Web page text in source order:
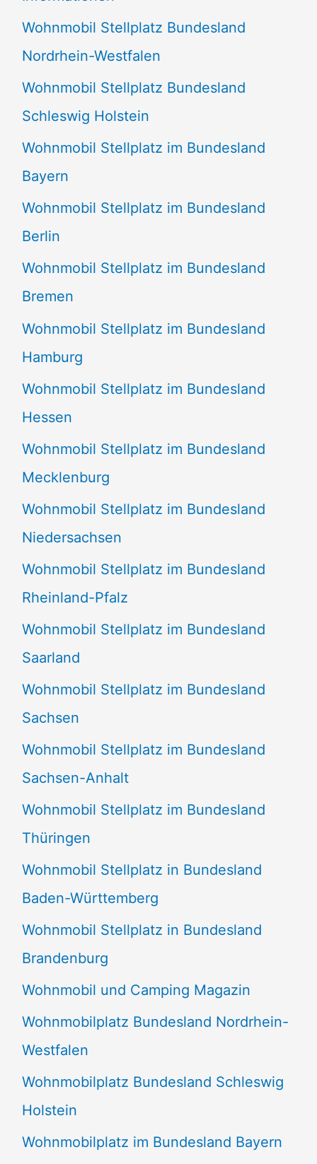
n
n
a
c
h
:
Wohnmobil Stellplatz Bundesland
Nordrhein-Westfalen
Wohnmobil Stellplatz Bundesland
Schleswig Holstein
Wohnmobil Stellplatz im Bundesland
Bayern
Wohnmobil Stellplatz im Bundesland
Berlin
Wohnmobil Stellplatz im Bundesland
Bremen
Wohnmobil Stellplatz im Bundesland
Hamburg
Wohnmobil Stellplatz im Bundesland
Hessen
Wohnmobil Stellplatz im Bundesland
Mecklenburg
Wohnmobil Stellplatz im Bundesland
Niedersachsen
Wohnmobil Stellplatz im Bundesland
Rheinland-Pfalz
Wohnmobil Stellplatz im Bundesland
Saarland
Wohnmobil Stellplatz im Bundesland
Sachsen
Wohnmobil Stellplatz im Bundesland
Sachsen-Anhalt
Wohnmobil Stellplatz im Bundesland
Thüringen
Wohnmobil Stellplatz in Bundesland
Baden-Württemberg
Wohnmobil Stellplatz in Bundesland
Brandenburg
Wohnmobil und Camping Magazin
Wohnmobilplatz Bundesland Nordrhein-
Westfalen
Wohnmobilplatz Bundesland Schleswig
Holstein
Wohnmobilplatz im Bundesland Bayern